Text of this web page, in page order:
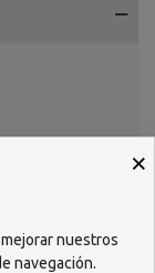
×
nuestros
navegación.